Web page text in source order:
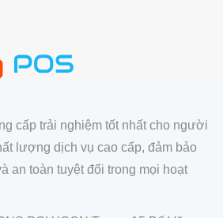
cấp trải nghiệm tốt nhất cho người
lượng dịch vụ cao cấp, đảm bảo
an toàn tuyệt đối trong mọi hoạt